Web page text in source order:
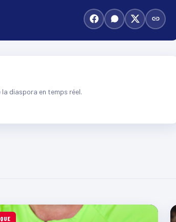
diaspora en temps réel.